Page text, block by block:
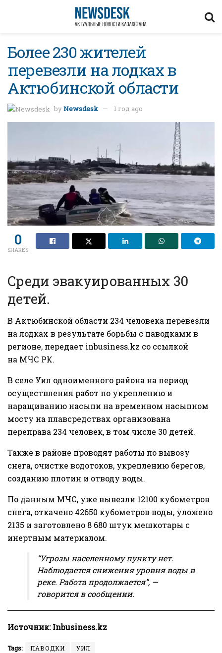
Более 230 жителей
перевезли на лодках в
Актюбинской области
byNewsdesk 1 год ago
0
SHARES
Среди эвакуированных 30
детей.
В Актюбинской области 234 человека перевезли
на лодках в результате борьбы с паводками в
регионе, передает inbusiness.kz со ссылкой
на МЧС РК.
В селе Уил одноименного района на период
осуществления работ по укреплению и
наращиванию насыпи на временном насыпном
мосту на плавсредствах организована
переправа 234 человек, в том числе 30 детей.
Также в районе проводят работы по вывозу
снега, очистке водотоков, укреплению берегов,
созданию плотин и отводу воды.
По данным МЧС, уже вывезли 12100 кубометров
снега, откачено 42650 кубометров воды, уложено
2135 и заготовлено 8 680 штук мешкотары с
инертным материалом.
“Угрозы населенному пункту нет.
Наблюдается снижения уровня воды в
реке. Работа продолжается”, —
говорится в сообщении.
Источник:Inbusiness.kz
Tags: ПАВОДКИ УИЛ